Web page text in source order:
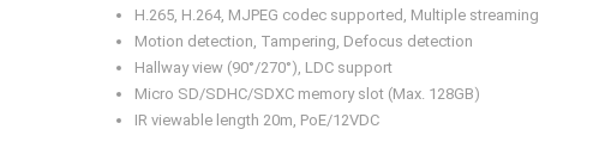
H.265, H.264, MJPEG codec supported, Multiple streaming
Motion detection, Tampering, Defocus detection
Hallway view (90°/270°), LDC support
Micro SD/SDHC/SDXC memory slot (Max. 128GB)
IR viewable length 20m, PoE/12VDC